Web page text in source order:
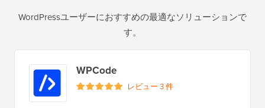
WordPressユーザーにおすすめの最適なソリューションで
す。
WPCode
レビュー 3 件